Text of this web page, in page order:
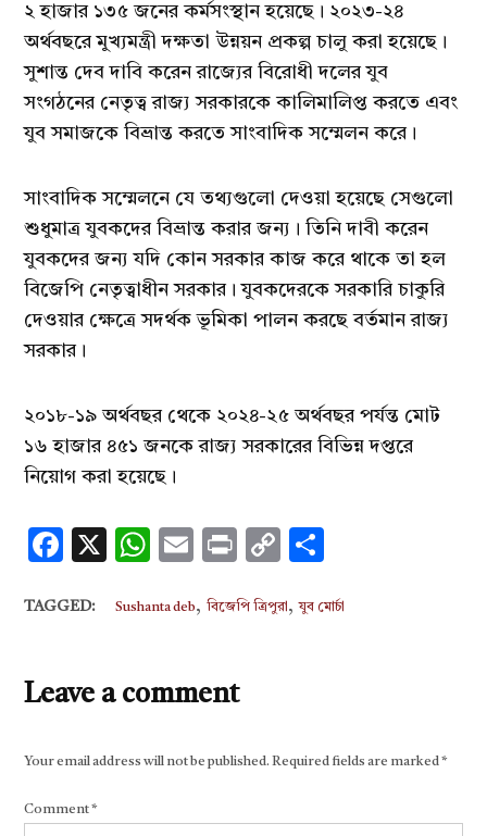
২ হাজার ১৩৫ জনের কর্মসংস্থান হয়েছে। ২০২৩-২৪
অর্থবছরে মুখ্যমন্ত্রী দক্ষতা উন্নয়ন প্রকল্প চালু করা হয়েছে।
সুশান্ত দেব দাবি করেন রাজ্যের বিরোধী দলের যুব
সংগঠনের নেতৃত্ব রাজ্য সরকারকে কালিমালিপ্ত করতে এবং
যুব সমাজকে বিভ্রান্ত করতে সাংবাদিক সম্মেলন করে।
সাংবাদিক সম্মেলনে যে তথ্যগুলো দেওয়া হয়েছে সেগুলো
শুধুমাত্র যুবকদের বিভ্রান্ত করার জন্য। তিনি দাবী করেন
যুবকদের জন্য যদি কোন সরকার কাজ করে থাকে তা হল
বিজেপি নেতৃত্বাধীন সরকার। যুবকদেরকে সরকারি চাকুরি
দেওয়ার ক্ষেত্রে সদর্থক ভূমিকা পালন করছে বর্তমান রাজ্য
সরকার।
২০১৮-১৯ অর্থবছর থেকে ২০২৪-২৫ অর্থবছর পর্যন্ত মোট
১৬ হাজার ৪৫১ জনকে রাজ্য সরকারের বিভিন্ন দপ্তরে
নিয়োগ করা হয়েছে।
Facebook
X WhatsApp
EmailPrintCopy
TAGGED: Sushanta deb,বিজেপি ত্রিপুরা ,যুব মোর্চা
Leave a comment
Your email address will not be published. Required fields are marked*
Comment*